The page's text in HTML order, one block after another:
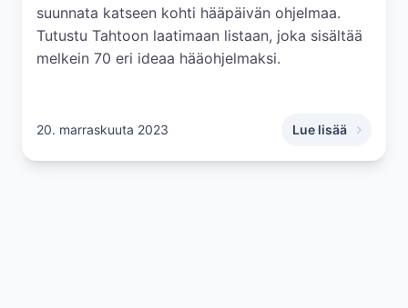
suunnata katseen kohti hääpäivän ohjelmaa.
Tutustu Tahtoon laatimaan listaan, joka sisältää
melkein 70 eri ideaa hääohjelmaksi.
20. marraskuuta 2023 Lue lisää
,Hääohjelman